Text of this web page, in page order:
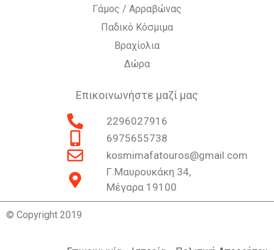
Γάμος / Αρραβώνας
Παδικό Κόσμιμα
Βραχίολια
Δώρα
Επικοινωνήστε μαζί μας
2296027916
6975655738
kosmimafatouros@gmail.com
Γ.Μαυρουκάκη 34,
Μέγαρα 19100
© Copyright 2019